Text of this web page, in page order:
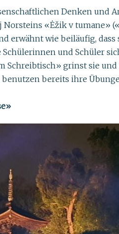
Denken und
«Ėžik v
wie beiläufig,
und Schüler
Schreibtisch» grinst sie
bereits ihre